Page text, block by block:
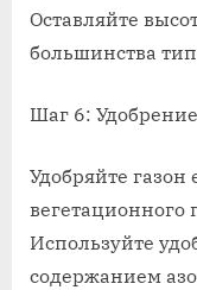
Оставляйте
большинства
Шаг 6: Удобрение
Удобряйте
вегетационного
Используйте
содержанием